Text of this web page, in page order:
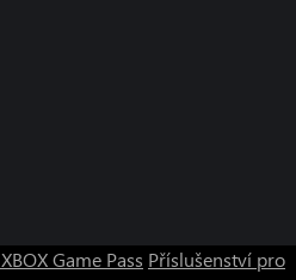
XBOX Game Pass Příslušenství pro